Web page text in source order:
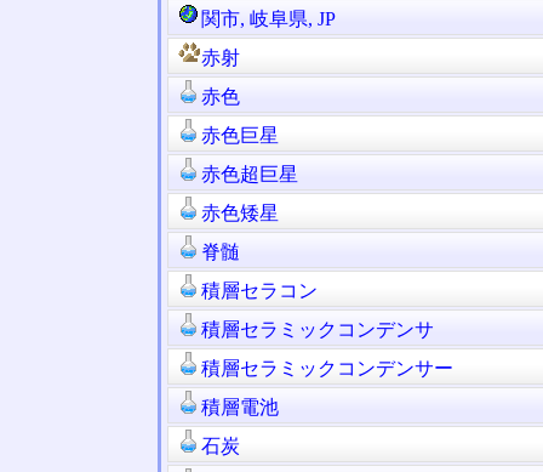
関市, 岐阜県, JP
赤射
赤色
赤色巨星
赤色超巨星
赤色矮星
脊髄
積層セラコン
積層セラミックコンデンサ
積層セラミックコンデンサー
積層電池
石炭